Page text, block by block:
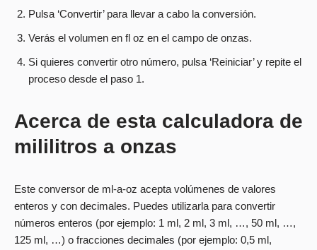
Pulsa ‘Convertir’ para llevar a cabo la conversión.
Verás el volumen en fl oz en el campo de onzas.
Si quieres convertir otro número, pulsa ‘Reiniciar’ y repite el
proceso desde el paso 1.
Acerca de esta calculadora de
mililitros a onzas
Este conversor de ml-a-oz acepta volúmenes de valores
enteros y con decimales. Puedes utilizarla para convertir
números enteros (por ejemplo: 1 ml, 2 ml, 3 ml, …, 50 ml, …,
125 ml, …) o fracciones decimales (por ejemplo: 0,5 ml,